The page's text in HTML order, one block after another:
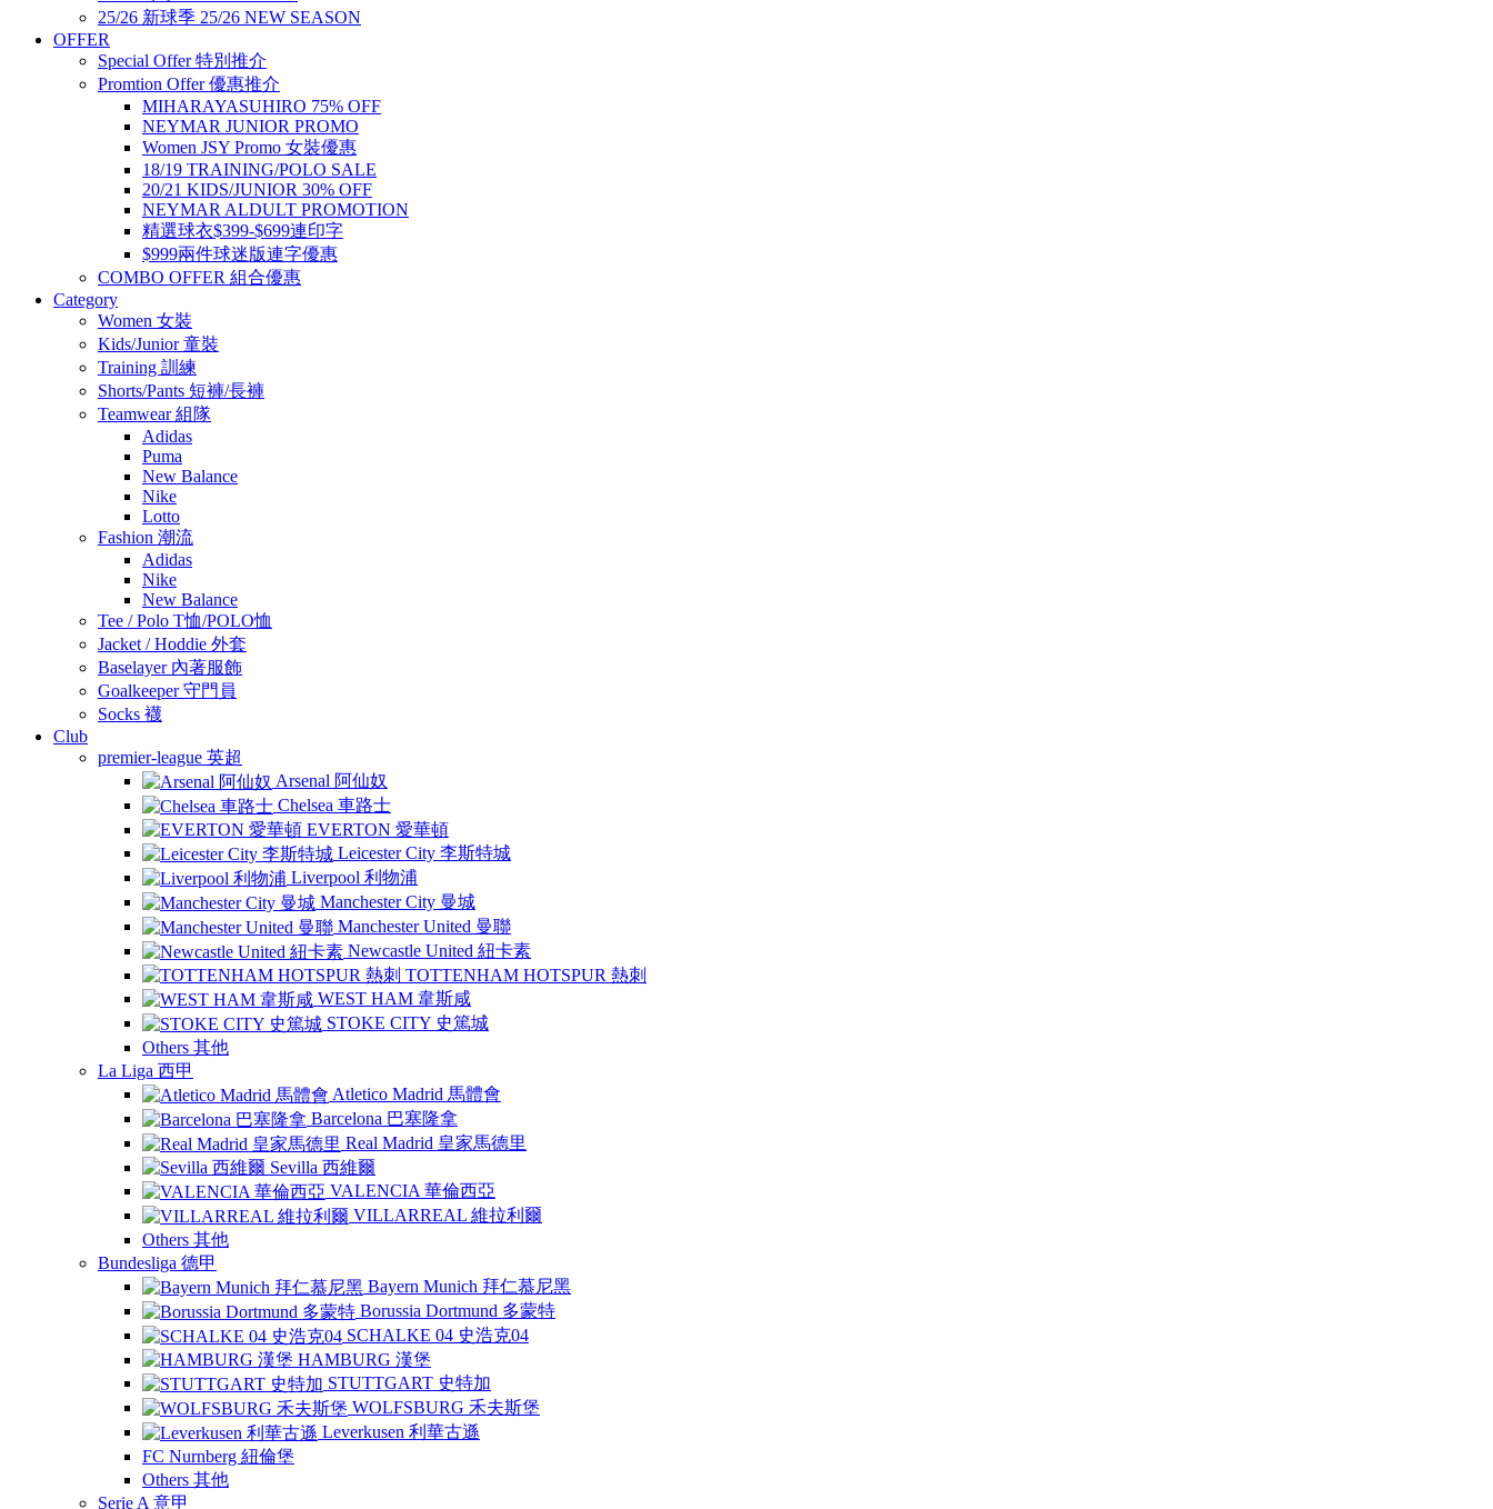
25/26 新球季 25/26 NEW SEASON
OFFER
Special Offer 特別推介
Promtion Offer 優惠推介
MIHARAYASUHIRO 75% OFF
NEYMAR JUNIOR PROMO
Women JSY Promo 女裝優惠
18/19 TRAINING/POLO SALE
20/21 KIDS/JUNIOR 30% OFF
NEYMAR ALDULT PROMOTION
精選球衣$399-$699連印字
$999兩件球迷版連字優惠
COMBO OFFER 組合優惠
Category
Women 女裝
Kids/Junior 童裝
Training 訓練
Shorts/Pants 短褲/長褲
Teamwear 組隊
Adidas
Puma
New Balance
Nike
Lotto
Fashion 潮流
Adidas
Nike
New Balance
Tee / Polo T恤/POLO恤
Jacket / Hoddie 外套
Baselayer 內著服飾
Goalkeeper 守門員
Socks 襪
Club
premier-league 英超
Arsenal 阿仙奴
Chelsea 車路士
EVERTON 愛華頓
Leicester City 李斯特城
Liverpool 利物浦
Manchester City 曼城
Manchester United 曼聯
Newcastle United 紐卡素
TOTTENHAM HOTSPUR 熱刺
WEST HAM 韋斯咸
STOKE CITY 史篤城
Others 其他
La Liga 西甲
Atletico Madrid 馬體會
Barcelona 巴塞隆拿
Real Madrid 皇家馬德里
Sevilla 西維爾
VALENCIA 華倫西亞
VILLARREAL 維拉利爾
Others 其他
Bundesliga 德甲
Bayern Munich 拜仁慕尼黑
Borussia Dortmund 多蒙特
SCHALKE 04 史浩克04
HAMBURG 漢堡
STUTTGART 史特加
WOLFSBURG 禾夫斯堡
Leverkusen 利華古遜
FC Nurnberg 紐倫堡
Others 其他
Serie A 意甲